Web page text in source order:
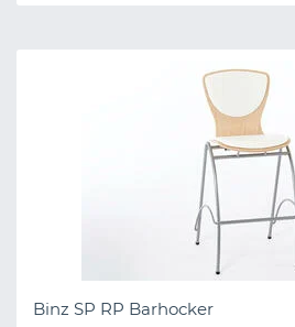
Binz SP RP Barhocker